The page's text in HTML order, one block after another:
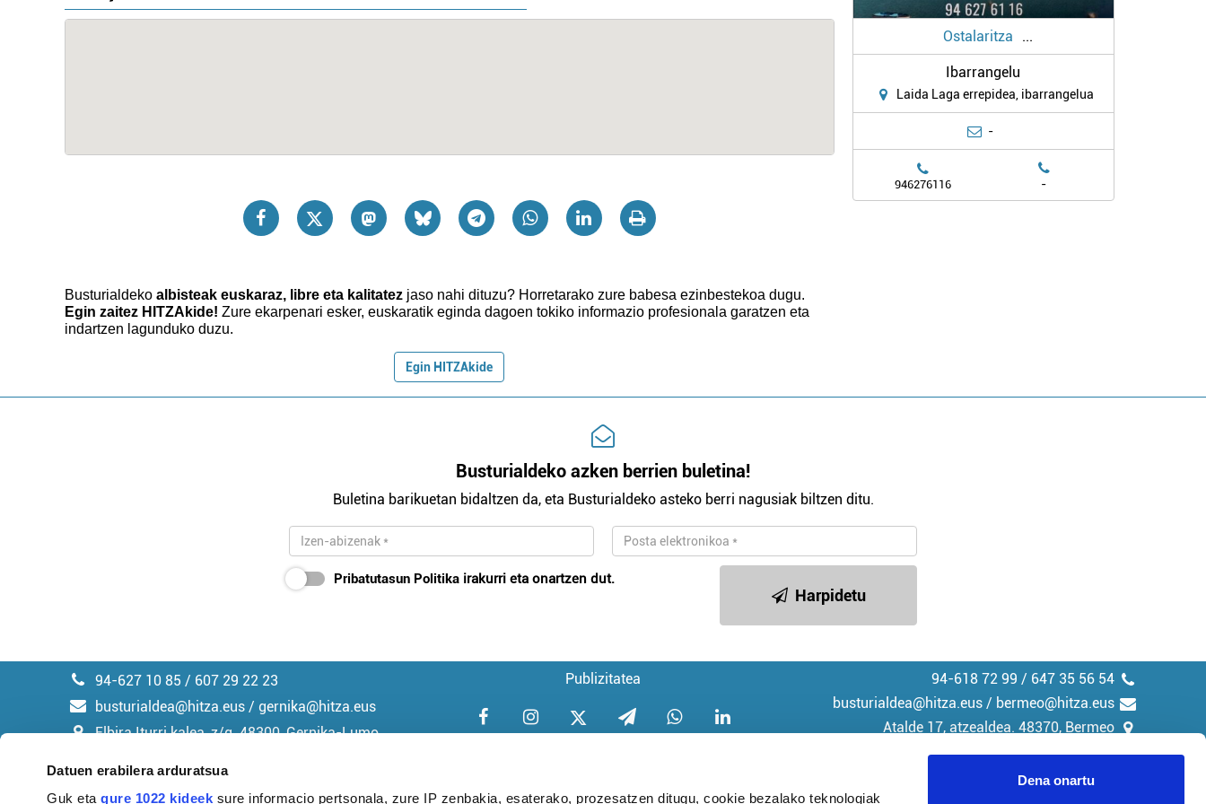
Datuen erabilera arduratsua
Guk etagure 1022 kideek sure informacio pertsonala, zure IP zenbakia, esaterako, prozesatzen ditugu, cookie bezalako teknologiak
Dena onartu
Busturialdeko albisteak euskaraz, libre eta kalitatez jaso nahi dituzu? Horretarako zure babesa ezinbestekoa dugu.
Egin zaitez HITZAkide! Zure ekarpenari esker, euskaratik eginda dagoen tokiko informazio profesionala garatzen eta
indartzen lagunduko duzu.
Egin HITZAkide
Ostalaritza ...
Ibarrangelu
Laida Laga errepidea, ibarrangelua
-
946276116 -
Busturialdeko azken berrien buletina!
Buletina barikuetan bidaltzen da, eta Busturialdeko asteko berri nagusiak biltzen ditu.
Pribatutasun Politika irakurri eta onartzen dut.
Harpidetu
94-627 10 85 / 607 29 22 23
busturialdea@hitza.eus / gernika@hitza.eus
Elbira Iturri kalea, z/g. 48300, Gernika-Lumo
Publizitatea
94-618 72 99 / 647 35 56 54
busturialdea@hitza.eus / bermeo@hitza.eus
Atalde 17, atzealdea. 48370, Bermeo